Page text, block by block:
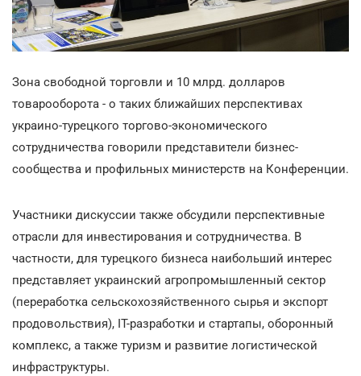
Зона свободной торговли и 10 млрд. долларов
товарооборота - о таких ближайших перспективах
украино-турецкого торгово-экономического
сотрудничества говорили представители бизнес-
сообщества и профильных министерств на Конференции.
Участники дискуссии также обсудили перспективные
отрасли для инвестирования и сотрудничества. В
частности, для турецкого бизнеса наибольший интерес
представляет украинский агропромышленный сектор
(переработка сельскохозяйственного сырья и экспорт
продовольствия), IT-разработки и стартапы, оборонный
комплекс, а также туризм и развитие логистической
инфраструктуры.